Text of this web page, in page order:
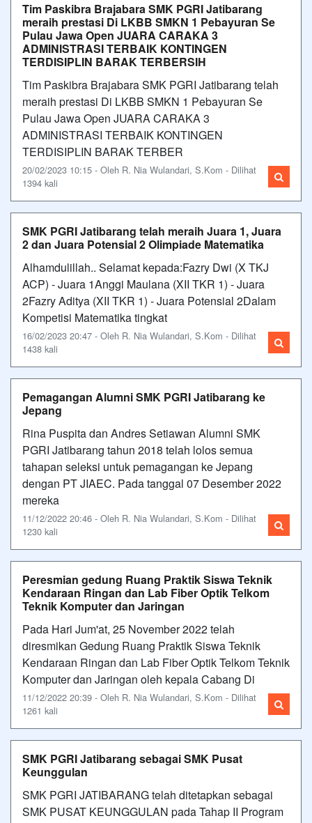
Tim Paskibra Brajabara SMK PGRI Jatibarang
meraih prestasi Di LKBB SMKN 1 Pebayuran Se
Pulau Jawa Open JUARA CARAKA 3
ADMINISTRASI TERBAIK KONTINGEN
TERDISIPLIN BARAK TERBERSIH
Tim Paskibra Brajabara SMK PGRI Jatibarang telah
meraih prestasi Di LKBB SMKN 1 Pebayuran Se
Pulau Jawa Open JUARA CARAKA 3
ADMINISTRASI TERBAIK KONTINGEN
TERDISIPLIN BARAK TERBER
20/02/2023 10:15 - Oleh R. Nia Wulandari, S.Kom - Dilihat
1394 kali
SMK PGRI Jatibarang telah meraih Juara 1, Juara
2 dan Juara Potensial 2 Olimpiade Matematika
Alhamdulillah.. Selamat kepada:Fazry Dwi (X TKJ
ACP) - Juara 1Anggi Maulana (XII TKR 1) - Juara
2Fazry Aditya (XII TKR 1) - Juara Potensial 2Dalam
Kompetisi Matematika tingkat
16/02/2023 20:47 - Oleh R. Nia Wulandari, S.Kom - Dilihat
1438 kali
Pemagangan Alumni SMK PGRI Jatibarang ke
Jepang
Rina Puspita dan Andres Setiawan Alumni SMK
PGRI Jatibarang tahun 2018 telah lolos semua
tahapan seleksi untuk pemagangan ke Jepang
dengan PT JIAEC. Pada tanggal 07 Desember 2022
mereka
11/12/2022 20:46 - Oleh R. Nia Wulandari, S.Kom - Dilihat
1230 kali
Peresmian gedung Ruang Praktik Siswa Teknik
Kendaraan Ringan dan Lab Fiber Optik Telkom
Teknik Komputer dan Jaringan
Pada Hari Jum'at, 25 November 2022 telah
diresmikan Gedung Ruang Praktik Siswa Teknik
Kendaraan Ringan dan Lab Fiber Optik Telkom Teknik
Komputer dan Jaringan oleh kepala Cabang Di
11/12/2022 20:39 - Oleh R. Nia Wulandari, S.Kom - Dilihat
1261 kali
SMK PGRI Jatibarang sebagai SMK Pusat
Keunggulan
SMK PGRI JATIBARANG telah ditetapkan sebagai
SMK PUSAT KEUNGGULAN pada Tahap II Program